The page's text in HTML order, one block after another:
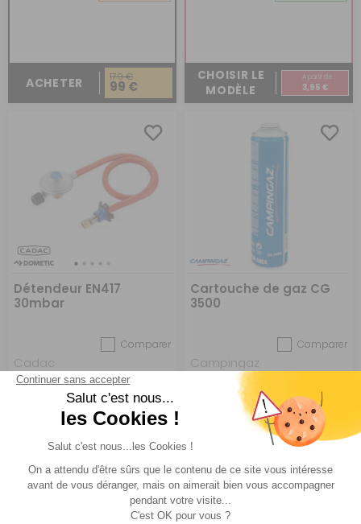
ACHETER 179 €
99 €
CHOISIR LE
MODÈLE
A partir de :
3,95 €
Détendeur EN417
30mbar
Comparer
Cadac
Réf : 016432 EN STOCK
ACHETER 22,95 €
Cartouche de gaz CG
3500
Comparer
Campingaz
Réf : 016452
ACHETER 9,90 €